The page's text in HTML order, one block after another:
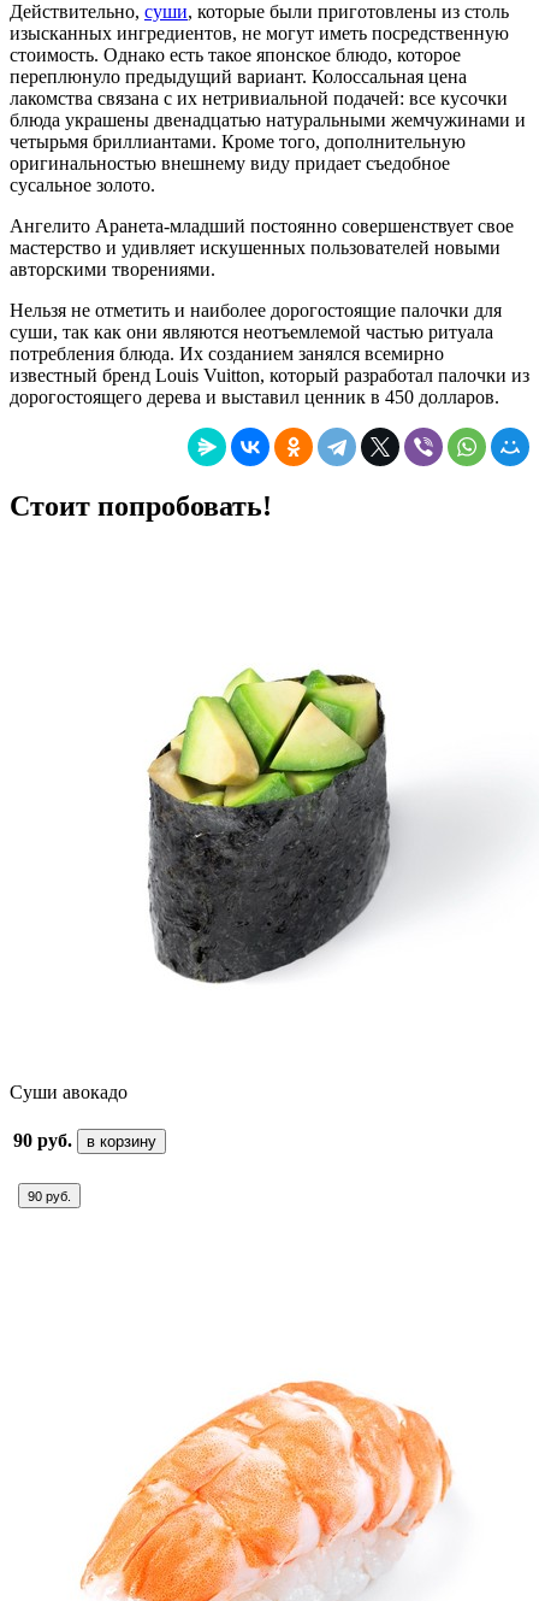
Действительно, суши, которые были приготовлены из столь
изысканных ингредиентов, не могут иметь посредственную
стоимость. Однако есть такое японское блюдо, которое
переплюнуло предыдущий вариант. Колоссальная цена
лакомства связана с их нетривиальной подачей: все кусочки
блюда украшены двенадцатью натуральными жемчужинами и
четырьмя бриллиантами. Кроме того, дополнительную
оригинальностью внешнему виду придает съедобное
сусальное золото.
Ангелито Аранета-младший постоянно совершенствует свое
мастерство и удивляет искушенных пользователей новыми
авторскими творениями.
Нельзя не отметить и наиболее дорогостоящие палочки для
суши, так как они являются неотъемлемой частью ритуала
потребления блюда. Их созданием занялся всемирно
известный бренд Louis Vuitton, который разработал палочки из
дорогостоящего дерева и выставил ценник в 450 долларов.
Стоит попробовать!
Суши авокадо
90 руб. в корзину
90 руб.